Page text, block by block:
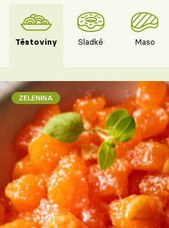
Těstoviny Sladké Maso
ZELENINA